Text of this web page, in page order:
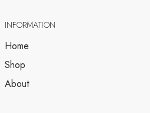
INFORMATION
Home
Shop
About